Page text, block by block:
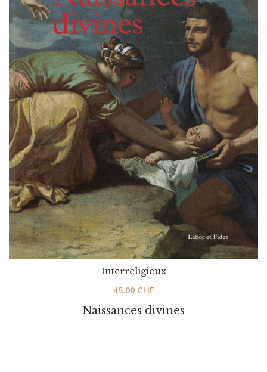
Naissances divines
Interreligieux
45.00 CHF